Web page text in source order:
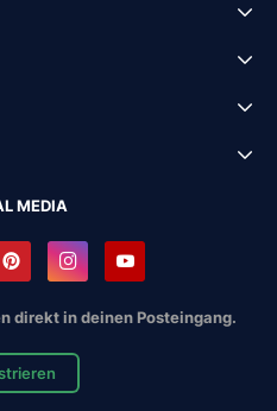
MEDIA
direkt in deinen Posteingang.